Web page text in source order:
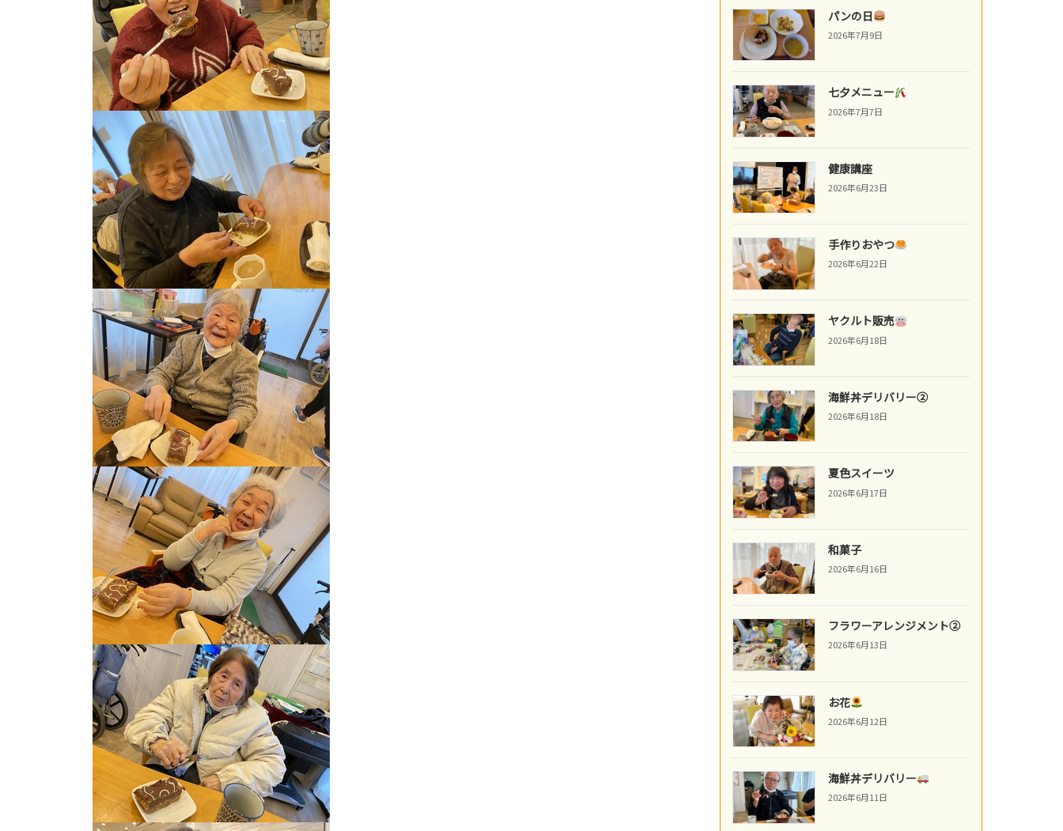
パンの日
2026年7月9日
七夕メニュー
2026年7月7日
健康講座
2026年6月23日
手作りおやつ
2026年6月22日
ヤクルト販売
2026年6月18日
海鮮丼デリバリー②
2026年6月18日
夏色スイーツ
2026年6月17日
和菓子
2026年6月16日
フラワーアレンジメント②
2026年6月13日
お花
2026年6月12日
海鮮丼デリバリー
2026年6月11日